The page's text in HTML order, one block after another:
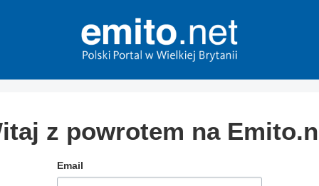
z powrotem na
Email